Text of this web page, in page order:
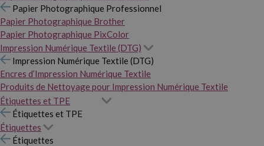
Papier Photographique Professionnel
Papier Photographique Brother
Papier Photographique PixColor
Impression Numérique Textile (DTG)
Impression Numérique Textile (DTG)
Encres d’Impression Numérique Textile
Produits de Nettoyage pour Impression Numérique Textile
Étiquettes et TPE
Étiquettes et TPE
Étiquettes
Étiquettes